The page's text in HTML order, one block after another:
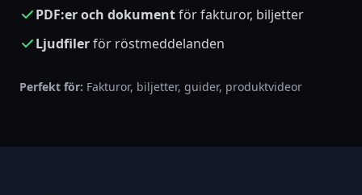
PDF:er och dokumentför fakturor, biljetter
Ljudfilerför röstmeddelanden
Perfekt för: Fakturor, biljetter, guider, produktvideor